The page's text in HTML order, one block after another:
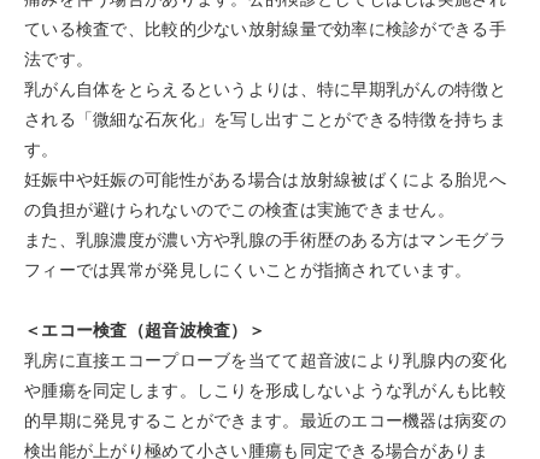
ている検査で、比較的少ない放射線量で効率に検診ができる手
法です。
乳がん自体をとらえるというよりは、特に早期乳がんの特徴と
される「微細な石灰化」を写し出すことができる特徴を持ちま
す。
妊娠中や妊娠の可能性がある場合は放射線被ばくによる胎児へ
の負担が避けられないのでこの検査は実施できません。
また、乳腺濃度が濃い方や乳腺の手術歴のある方はマンモグラ
フィーでは異常が発見しにくいことが指摘されています。
＜エコー検査（超音波検査）＞
乳房に直接エコープローブを当てて超音波により乳腺内の変化
や腫瘍を同定します。しこりを形成しないような乳がんも比較
的早期に発見することができます。最近のエコー機器は病変の
検出能が上がり極めて小さい腫瘍も同定できる場合がありま